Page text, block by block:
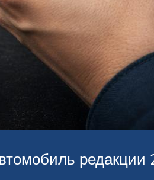
редакции